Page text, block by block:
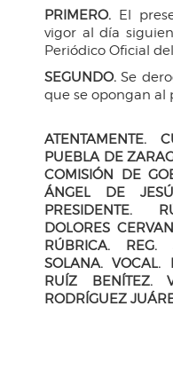
PRIMERO. El
vigor al día
Periódico Oficial
SEGUNDO. Se
que se opongan al
ATENTAMENTE.
PUEBLA DE
COMISIÓN DE
ÁNGEL DE
PRESIDENTE.
DOLORES
RÚBRICA. REG.
SOLANA. VOCAL.
RUÍZ BENÍTEZ.
RODRÍGUEZ